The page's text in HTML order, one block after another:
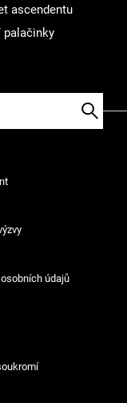
ascendentu
palačinky
údajů